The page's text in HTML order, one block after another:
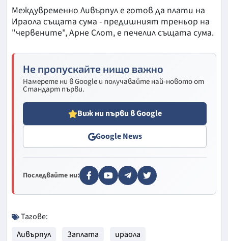
Междувременно Ливърпул е готов да плати на
Ираола същата сума - предишният треньор на
"червените", Арне Слот, е печелил същата сумa.
Не пропускайте нищо важно
Намерете ни в Google и получавайте най-новото от
Стандарт първи.
Виж ни първи в Google
Google News
Последвайте ни:
Тагове:
Ливърпул
Заплата ираола